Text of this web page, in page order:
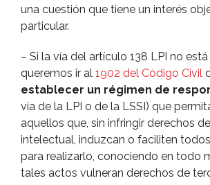
una cuestión que tiene un interés
particular.
– Si la ví­a del artí­culo 138 LPI no
queremos ir al 1902 del Código Civil
establecer un régimen de
ví­a de la LPI o de la LSSI) que
aquellos que, sin infringir derechos
intelectual, induzcan o faciliten
para realizarlo, conociendo en todo
tales actos vulneran derechos de